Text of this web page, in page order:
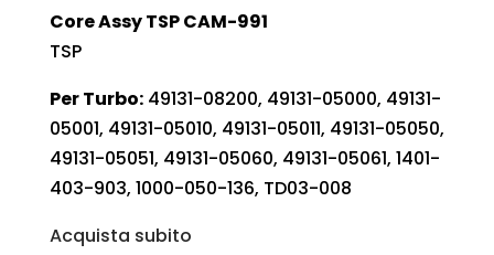
Core Assy TSP CAM-991
TSP
Per Turbo:49131-08200, 49131-05000, 49131-
05001, 49131-05010, 49131-05011, 49131-05050,
49131-05051, 49131-05060, 49131-05061, 1401-
403-903, 1000-050-136, TD03-008
Acquista subito